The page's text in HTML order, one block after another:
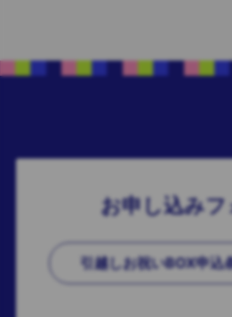
お申し込みフ
引越しお祝いBOX申込